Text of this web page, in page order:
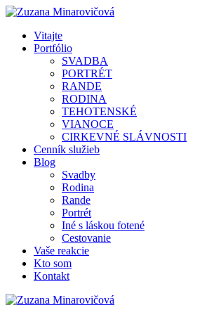
Vitajte
Portfólio
SVADBA
PORTRÉT
RANDE
RODINA
TEHOTENSKÉ
VIANOCE
CIRKEVNÉ SLÁVNOSTI
Cenník služieb
Blog
Svadby
Rodina
Rande
Portrét
Iné s láskou fotené
Cestovanie
Vaše reakcie
Kto som
Kontakt